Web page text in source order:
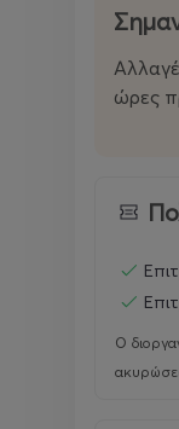
ώρες
Ο